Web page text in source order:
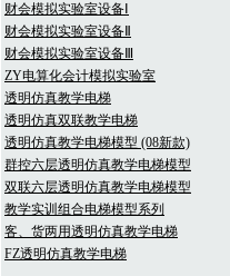
财会模拟实验室设备Ⅰ
财会模拟实验室设备Ⅱ
财会模拟实验室设备Ⅲ
ZY电算化会计模拟实验室
透明仿真教学电梯
透明仿真双联教学电梯
透明仿真教学电梯模型 (08新款)
群控六层透明仿真教学电梯模型
双联六层透明仿真教学电梯模型
教学实训组合电梯模型系列
客、货两用透明仿真教学电梯
FZ透明仿真教学电梯